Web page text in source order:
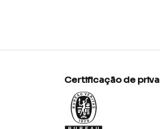
Certificação de